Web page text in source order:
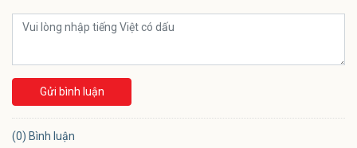
Gửi bình luận
(0) Bình luận